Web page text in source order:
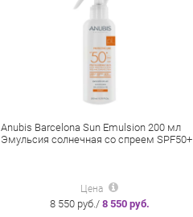
Anubis Barcelona Sun Emulsion 200 мл
Эмульсия солнечная со спреем SPF50+
Цена
8 550 руб./ 8 550 руб.